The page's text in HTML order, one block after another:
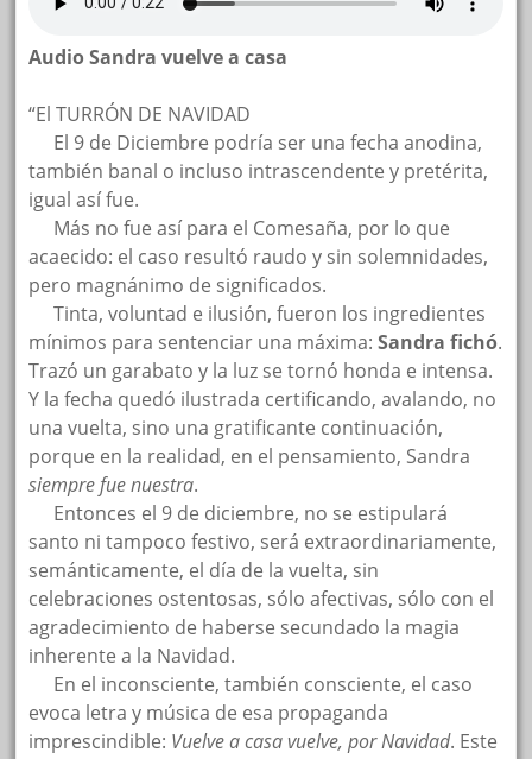
Audio Sandra vuelve a casa
“El TURRÓN DE NAVIDAD
El 9 de Diciembre podría ser una fecha anodina,
también banal o incluso intrascendente y pretérita,
igual así fue.
Más no fue así para el Comesaña, por lo que
acaecido: el caso resultó raudo y sin solemnidades,
pero magnánimo de significados.
…..Tinta, voluntad e ilusión, fueron los ingredientes
mínimos para sentenciar una máxima:Sandra fichó.
Trazó un garabato y la luz se tornó honda e intensa.
Y la fecha quedó ilustrada certificando, avalando, no
una vuelta, sino una gratificante continuación,
porque en la realidad, en el pensamiento, Sandra
siempre fue nuestra.
Entonces el 9 de diciembre, no se estipulará
santo ni tampoco festivo, será extraordinariamente,
semánticamente, el día de la vuelta, sin
celebraciones ostentosas, sólo afectivas, sólo con el
agradecimiento de haberse secundado la magia
inherente a la Navidad.
En el inconsciente, también consciente, el caso
evoca letra y música de esa propaganda
imprescindible: Vuelve a casa vuelve, por Navidad. Este